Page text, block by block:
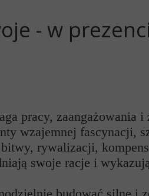
- w
pracy, zaangażowania
wzajemnej fascynacji,
rywalizacji,
swoje racje i